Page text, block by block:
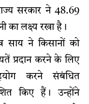
सरकार ने 48.69
का लक्ष्य रखा है।
साय ने किसानों को
प्रदान करने के लिए
करने संबंधित
किए हैं। उन्होंने